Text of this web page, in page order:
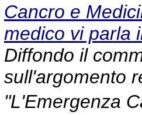
Cancro e
medico vi parla
Diffondo il
sull'argomento
"L'Emergenza